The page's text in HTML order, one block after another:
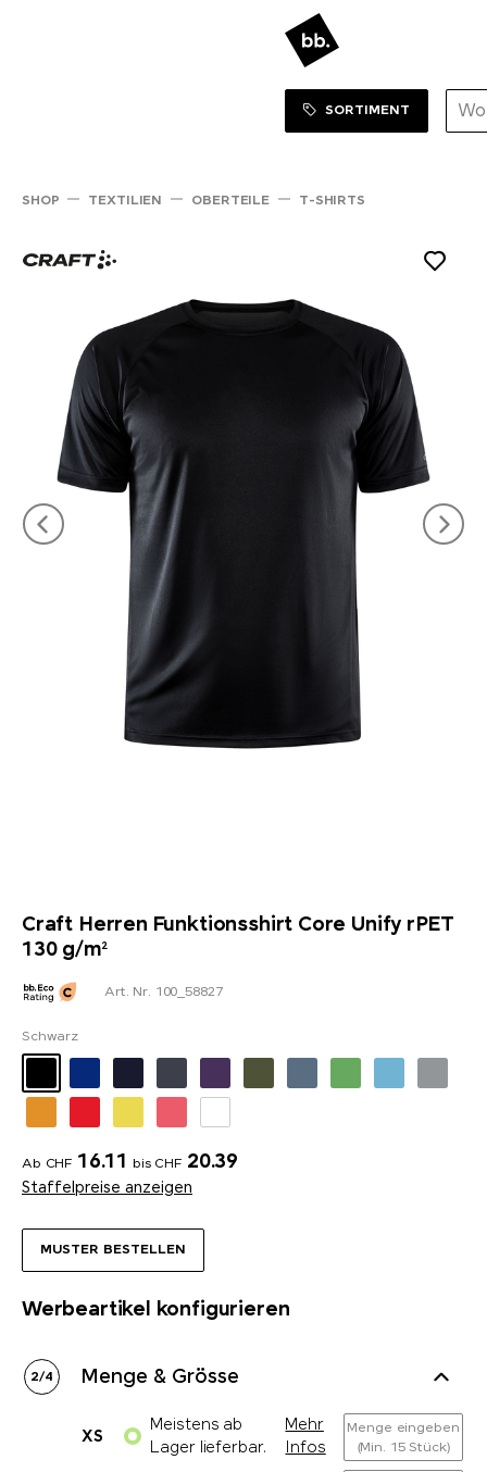
ZUM SHOP
SORTIMENT
SHOP TEXTILIEN OBERTEILE T-SHIRTS
Craft Herren Funktionsshirt Core Unify rPET
130 g/m²
MUSTER BESTELLEN
Art. Nr. 100_58827
Schwarz
Ab CHF 16.11 bis CHF 20.39
Staffelpreise anzeigen
Werbeartikel konfigurieren
2/4 Menge & Grösse
XS
Meistens ab
Lager lieferbar.
Mehr
Infos
Menge eingeben
(Min. 15 Stück)